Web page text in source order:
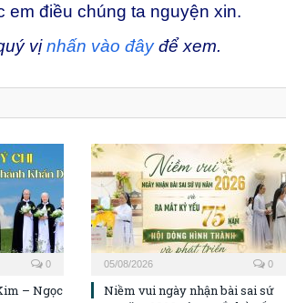
em điều chúng ta nguyện xin.
vịnhấn vào đâyđể xem.
0
– Ngọc
05/08/2026 0
Niềm vui ngày nhận bài sai sứ